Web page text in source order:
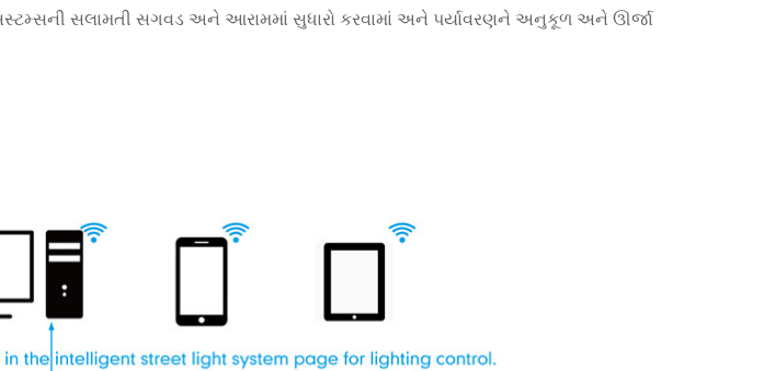
સલામતી સગવડ અને આરામમાં સુધારો કરવામાં અને પર્યાવરણને અનુકૂળ અને ઊર્જા